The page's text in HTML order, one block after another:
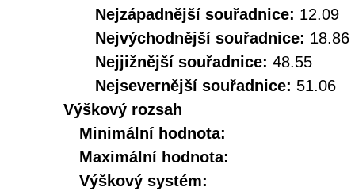
Nejzápadnější souřadnice: 12.09
Nejvýchodnější souřadnice: 18.86
Nejjižnější souřadnice: 48.55
Nejsevernější souřadnice: 51.06
Výškový rozsah
Minimální hodnota:
Maximální hodnota:
Výškový systém: